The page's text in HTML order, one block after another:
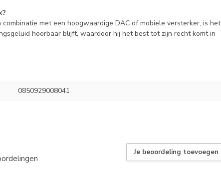
met een hoogwaardige DAC of mobiele versterker, is het
hoorbaar blijft, waardoor hij het best tot zijn recht komt in
0850929008041
Je beoordeling toevoegen